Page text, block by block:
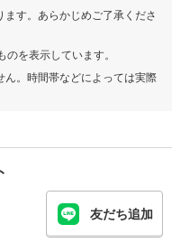
す。あらかじめご了承くださ
を表示しています。
。時間帯などによっては実際
友だち追加